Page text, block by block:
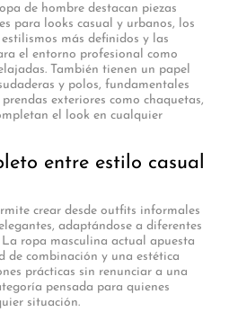
de hombre destacan piezas
para looks casual y urbanos, los
más definidos y las
el entorno profesional como
También tienen un papel
y polos, fundamentales
exteriores como chaquetas,
el look en cualquier
entre estilo casual
crear desde outfits informales
adaptándose a diferentes
ropa masculina actual apuesta
de combinación y una estética
prácticas sin renunciar a una
pensada para quienes
situación.